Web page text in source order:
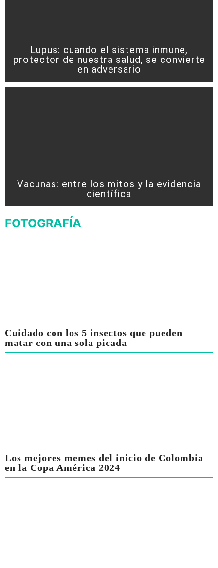
Lupus: cuando el sistema inmune,
protector de nuestra salud, se convierte
en adversario
Vacunas: entre los mitos y la evidencia
científica
FOTOGRAFÍA
Cuidado con los 5 insectos que pueden
matar con una sola picada
Los mejores memes del inicio de Colombia
en la Copa América 2024